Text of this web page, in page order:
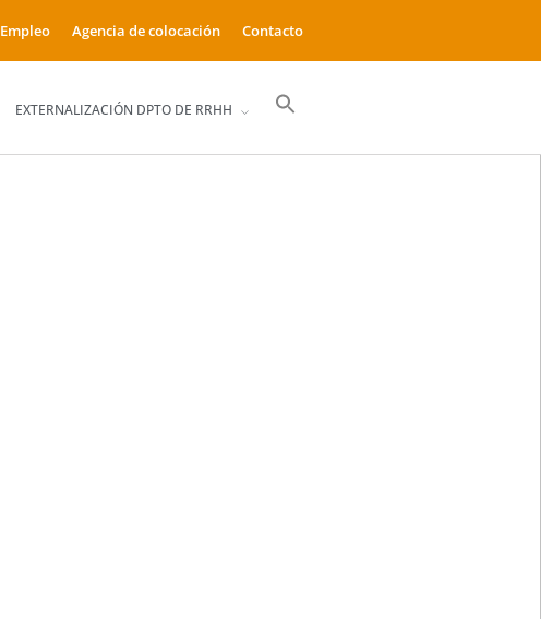
Empleo Agencia de colocación Contacto
EXTERNALIZACIÓN DPTO DE RRHH